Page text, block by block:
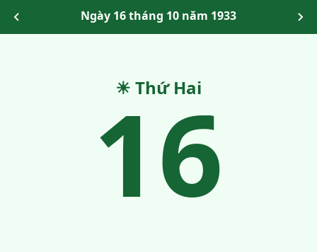
Ngày 16 tháng 10 năm 1933
☀ Thứ Hai
16